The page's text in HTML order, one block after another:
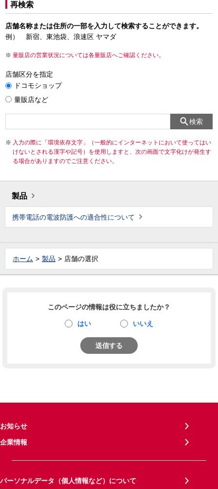
再検索
店舗名称または住所の一部を入力して検索することができます。
例） 新宿、東池袋、浪速区 ヤマダ
量販店の営業状況については各量販店へご確認ください。
店舗区分を指定
ドコモショップ
量販店など
検索
入力の際に「環境依存文字」（一般的にインターネットにおいて使ってはい
けないとされる漢字や記号）を使用しますと、次の画面で文字化けが発生す
る場合がありますのでご注意ください。
製品
携帯電話の電波防護への適合性について
ホーム 製品 店舗の選択
このページの情報は役に立ちましたか？
はい いいえ
送信する
お知らせ
企業情報
パーソナルデータ（個人情報など）について